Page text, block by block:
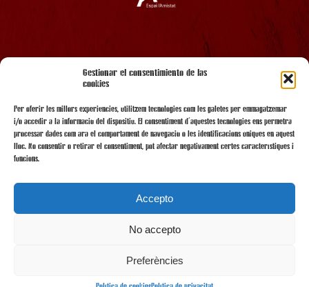
Gestionar el consentimiento de las
cookies
Per oferir les millors experiències, utilitzem tecnologies com les galetes per emmagatzemar
i/o accedir a la informació del dispositiu. El consentiment d'aquestes tecnologies ens permetrà
processar dades com ara el comportament de navegació o les identificacions úniques en aquest
lloc. No consentir o retirar el consentiment, pot afectar negativament certes característiques i
funcions.
Accepto
No accepto
Preferències
AMB EL SUPORT
AMB LA COL·LABORACIÓ